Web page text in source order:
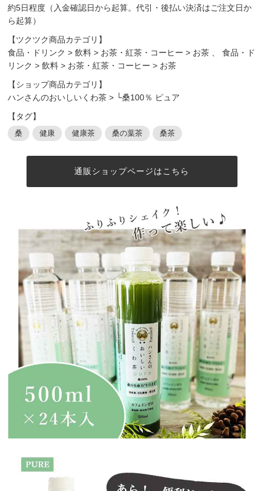
約5日程度（入金確認日から起算。代引・後払い決済はご注文日か
ら起算）
【ツクツク商品カテゴリ】
食品・ドリンク >飲料 > お茶・紅茶・コーヒー > お茶 、食品・ド
リンク >飲料 > お茶・紅茶・コーヒー > お茶
【ショップ商品カテゴリ】
ハンさんのおいしいくわ茶 > └桑100％ ピュア
【タグ】
桑 健康 健康茶 桑の葉茶 桑茶
通販ショップページはこちら